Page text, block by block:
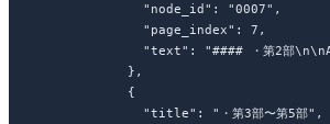
              "node_id"
: "0007" ,
              "page_index"
: 7 ,
              "text"
: "#### ・第2部\n\n
            },
            {
              "title"
: "・第3部〜第5部" ,